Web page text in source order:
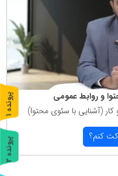
و روابط عمومی
(آشنایی با سئوی محتوا)
كنم؟
پ
ر
و
ن
د
ه
1
پ
ر
و
ن
د
ه
2